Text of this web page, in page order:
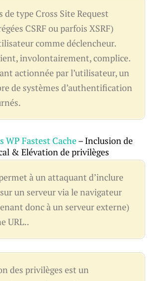
de type Cross Site Request
CSRF ou parfois XSRF)
comme déclencheur.
involontairement, complice.
actionnée par l’utilisateur, un
de systèmes d’authentification
WP Fastest Cache– Inclusion de
& Elévation de privilèges
à un attaquant d’inclure
un serveur via le navigateur
donc à un serveur externe)
URL..
des privilèges est un